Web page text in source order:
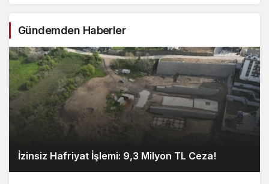
Gündemden Haberler
İzinsiz Hafriyat İşlemi: 9,3 Milyon TL Ceza!